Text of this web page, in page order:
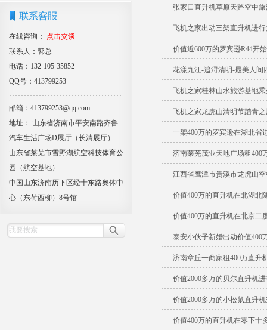
在线咨询：
点击交谈
联系人：郭总
电话：132-105-35852
QQ号：413799253
邮箱：413799253@qq.com
地址： 山东省济南市平安南路齐鲁
汽车生活广场D展厅（长清展厅）
山东省莱芜市雪野湖航空科技体育公
园（航空基地）
中国山东济南历下区经十东路奥体中
心（东荷西柳）8号馆
张家口直升机草原天路空中
飞机之家出动三架直升机进
价值近600万的罗宾逊R44开
花漾九江-追浔清明-最美人间
飞机之家桂林山水旅游基地
飞机之家龙虎山清明节踏青
一架400万的罗宾逊在湖北省
济南莱芜茂业天地广场租400
江西省鹰潭市贵溪市龙虎山
价值400万的直升机在北湖北
价值400万的直升机在北京二
泰安小伙子新婚出动价值400
济南章丘一商家租400万直升
价值2000多万的贝尔直升机
价值2000多万的小松鼠直升
价值400万的直升机在零下十